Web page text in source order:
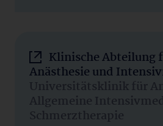
Klinische Abteilung
Anästhesie und
Universitätsklinik für
Allgemeine
Schmerztherapie